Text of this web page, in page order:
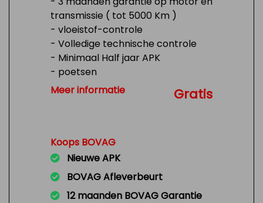
transmissie ( tot 5000 Km )
- vloeistof-controle
- Volledige technische controle
- Minimaal Half jaar APK
- poetsen
- Tank 1/4 vol
Meer informatie Gratis
Koops BOVAG
Nieuwe APK
BOVAG Afleverbeurt
12 maanden BOVAG Garantie